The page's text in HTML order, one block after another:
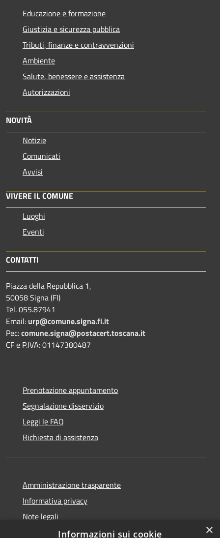
Educazione e formazione
Giustizia e sicurezza pubblica
Tributi, finanze e contravvenzioni
Ambiente
Salute, benessere e assistenza
Autorizzazioni
NOVITÀ
Notizie
Comunicati
Avvisi
VIVERE IL COMUNE
Luoghi
Eventi
CONTATTI
Piazza della Repubblica 1,
50058 Signa (FI)
Tel. 055.87941
Email: urp@comune.signa.fi.it
Pec:comune.signa@postacert.toscana.it
CF e P.IVA: 01147380487
Prenotazione appuntamento
Segnalazione disservizio
Leggi le FAQ
Richiesta di assistenza
Amministrazione trasparente
Informativa privacy
Note legali
Dichiarazione di accessibilità
×
Informazioni sui cookie